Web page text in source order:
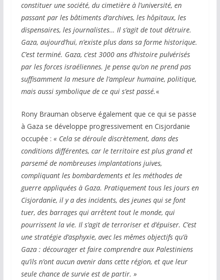
constituer une société, du cimetière à l’université, en
passant par les bâtiments d’archives, les hôpitaux, les
dispensaires, les journalistes… Il s’agit de tout détruire.
Gaza, aujourd’hui, n’existe plus dans sa forme historique.
C’est terminé. Gaza, c’est 3000 ans d’histoire pulvérisés
par les forces israéliennes. Je pense qu’on ne prend pas
suffisamment la mesure de l’ampleur humaine, politique,
mais aussi symbolique de ce qui s’est passé.«
Rony Brauman observe également que ce qui se passe
à Gaza se développe progressivement en Cisjordanie
occupée : « Cela se déroule discrètement, dans des
conditions différentes, car le territoire est plus grand et
parsemé de nombreuses implantations juives,
compliquant les bombardements et les méthodes de
guerre appliquées à Gaza. Pratiquement tous les jours en
Cisjordanie, il y a des incidents, des jeunes qui se font
tuer, des barrages qui arrêtent tout le monde, qui
pourrissent la vie. Il s’agit de terroriser et d’épuiser. C’est
une stratégie d’asphyxie, avec les mêmes objectifs qu’à
Gaza : décourager et faire comprendre aux Palestiniens
qu’ils n’ont aucun avenir dans cette région, et que leur
seule chance de survie est de partir. »